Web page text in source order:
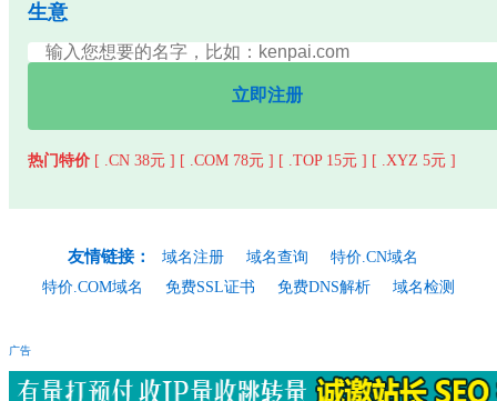
生意
立即注册
热门特价 [ .CN 38元 ] [ .COM 78元 ] [ .TOP 15元 ] [ .XYZ 5元 ]
友情链接： 域名注册 域名查询
特价.CN域名
特价.COM域名
免费SSL证书 免费DNS解析 域名检测
广告